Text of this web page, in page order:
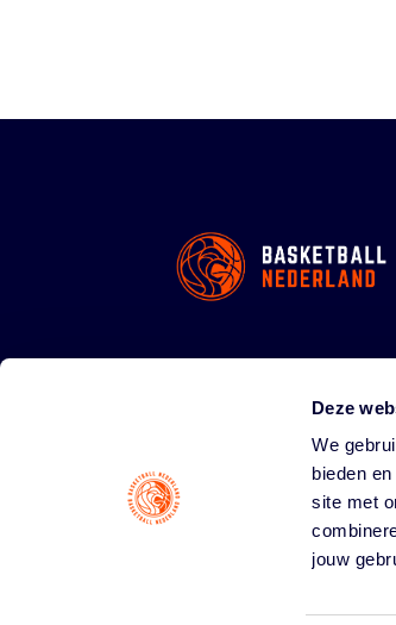
Deze
We
bieden
site met
jouw